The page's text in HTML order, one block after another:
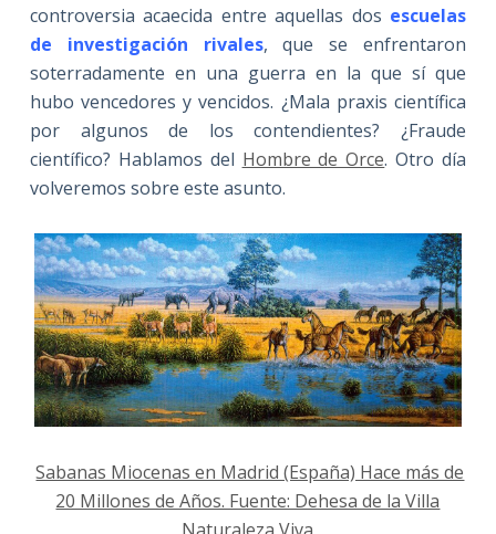
controversia acaecida entre aquellas dos escuelas
de investigación rivales, que se enfrentaron
soterradamente en una guerra en la que sí que
hubo vencedores y vencidos. ¿Mala praxis científica
por algunos de los contendientes? ¿Fraude
científico? Hablamos del Hombre de Orce. Otro día
volveremos sobre este asunto.
Sabanas Miocenas en Madrid (España) Hace más de
20 Millones de Años. Fuente: Dehesa de la Villa